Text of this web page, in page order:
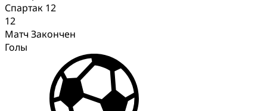
Спартак 12
12
Матч Закончен
Голы